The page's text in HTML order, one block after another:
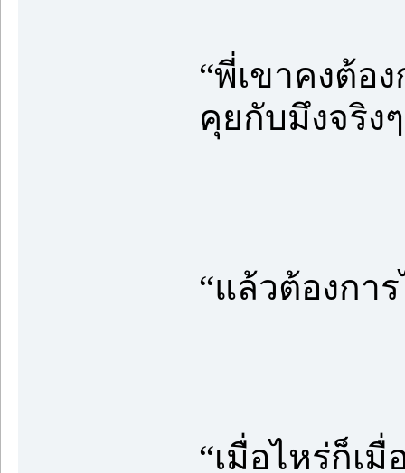
“พี่เขาคงต้อ
คุยกับมึงจริง
“แล้วต้องกา
“เมื่อไหร่ก็เ